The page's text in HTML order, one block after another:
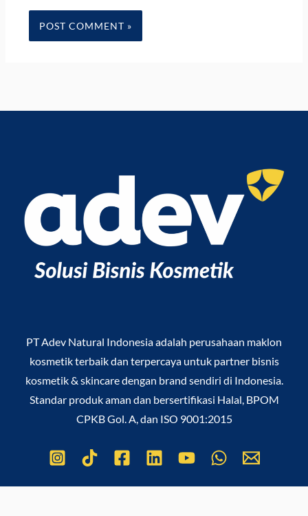
PT Adev Natural Indonesiaadalah perusahaan maklon
kosmetik terbaik dan terpercaya untuk partner bisnis
kosmetik & skincare dengan brand sendiri di Indonesia.
Standar produk aman dan bersertifikasi Halal, BPOM
CPKB Gol. A, dan ISO 9001:2015